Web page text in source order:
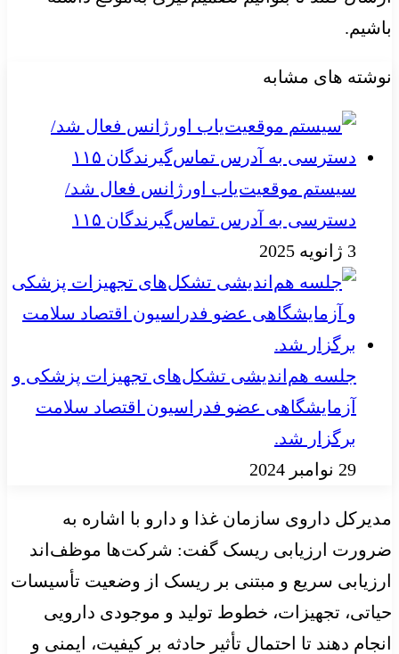
باشیم.
نوشته های مشابه
سیستم موقعیت‌یاب اورژانس فعال شد/
دسترسی به آدرس تماس‌گیرندگان ۱۱۵
3 ژانویه 2025
جلسه هم‌اندیشی تشکل‌های تجهیزات پزشکی و
آزمایشگاهی عضو فدراسیون اقتصاد سلامت
برگزار شد.
29 نوامبر 2024
مدیرکل داروی سازمان غذا و دارو با اشاره به
ضرورت ارزیابی ریسک گفت: شرکت‌ها موظف‌اند
ارزیابی سریع و مبتنی بر ریسک از وضعیت تأسیسات
حیاتی، تجهیزات، خطوط تولید و موجودی دارویی
انجام دهند تا احتمال تأثیر حادثه بر کیفیت، ایمنی و